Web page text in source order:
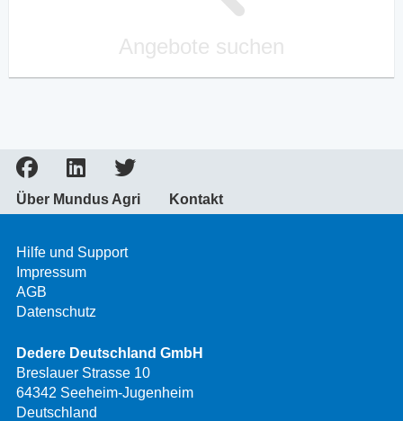
Angebote suchen
Über Mundus Agri Kontakt
Hilfe und Support
Impressum
AGB
Datenschutz
Dedere Deutschland GmbH
Breslauer Strasse 10
64342 Seeheim-Jugenheim
Deutschland